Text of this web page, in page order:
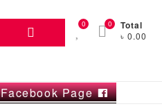
Search
0 Total
৳ 0.00
0
Facebook Page